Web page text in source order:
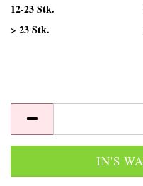
12-23 Stk.
> 23 Stk.